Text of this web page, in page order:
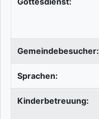
Gemeindebesucher:
Sprachen:
Kinderbetreuung: